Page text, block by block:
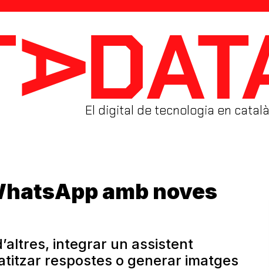
El digital de tecnologia en català
amb noves
integrar un assistent
respostes o generar imatges